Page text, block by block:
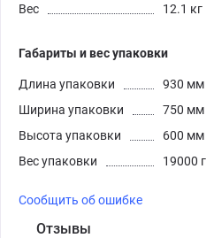
Вес
12.1 кг
Габариты и вес упаковки
Длина упаковки
930 мм
Ширина упаковки
750 мм
Высота упаковки
600 мм
Вес упаковки
19000 г
Сообщить об ошибке
Отзывы